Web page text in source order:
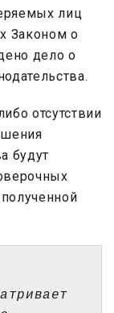
лиц
Законом о
дело о
отсутствии
будут